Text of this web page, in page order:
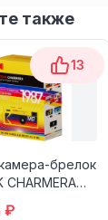
также
13
брелок
CHARMERA
₽